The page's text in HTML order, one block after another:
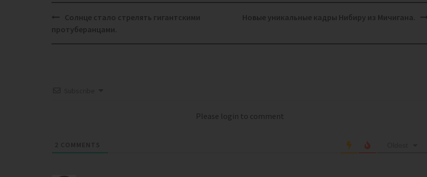
Post
navigation
Солнце стало стрелять гигантскими
протуберанцами.
Новые уникальные кадры Нибиру из Мичигана.
Please login to comment